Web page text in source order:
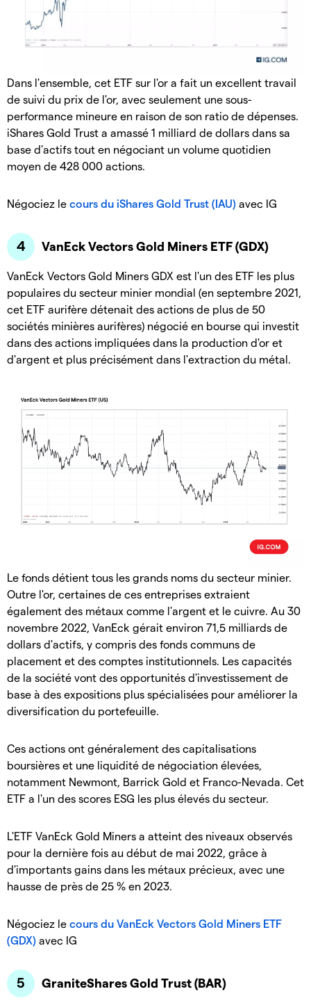
Dans l'ensemble, cet ETF sur l'or a fait un excellent travail
de suivi du prix de l'or, avec seulement une sous-
performance mineure en raison de son ratio de dépenses.
iShares Gold Trust a amassé 1 milliard de dollars dans sa
base d'actifs tout en négociant un volume quotidien
moyen de 428 000 actions.
Négociez le cours du iShares Gold Trust (IAU) avec IG
VanEck Vectors Gold Miners ETF (GDX)
VanEck Vectors Gold Miners GDX est l'un des ETF les plus
populaires du secteur minier mondial (en septembre 2021,
cet ETF aurifère détenait des actions de plus de 50
sociétés minières aurifères) négocié en bourse qui investit
dans des actions impliquées dans la production d'or et
d'argent et plus précisément dans l'extraction du métal.
Le fonds détient tous les grands noms du secteur minier.
Outre l'or, certaines de ces entreprises extraient
également des métaux comme l'argent et le cuivre. Au 30
novembre 2022, VanEck gérait environ 71,5 milliards de
dollars d'actifs, y compris des fonds communs de
placement et des comptes institutionnels. Les capacités
de la société vont des opportunités d'investissement de
base à des expositions plus spécialisées pour améliorer la
diversification du portefeuille.
Ces actions ont généralement des capitalisations
boursières et une liquidité de négociation élevées,
notamment Newmont, Barrick Gold et Franco-Nevada. Cet
ETF a l'un des scores ESG les plus élevés du secteur.
L'ETF VanEck Gold Miners a atteint des niveaux observés
pour la dernière fois au début de mai 2022, grâce à
d'importants gains dans les métaux précieux, avec une
hausse de près de 25 % en 2023.
Négociez le cours du VanEck Vectors Gold Miners ETF
(GDX) avec IG
GraniteShares Gold Trust (BAR)